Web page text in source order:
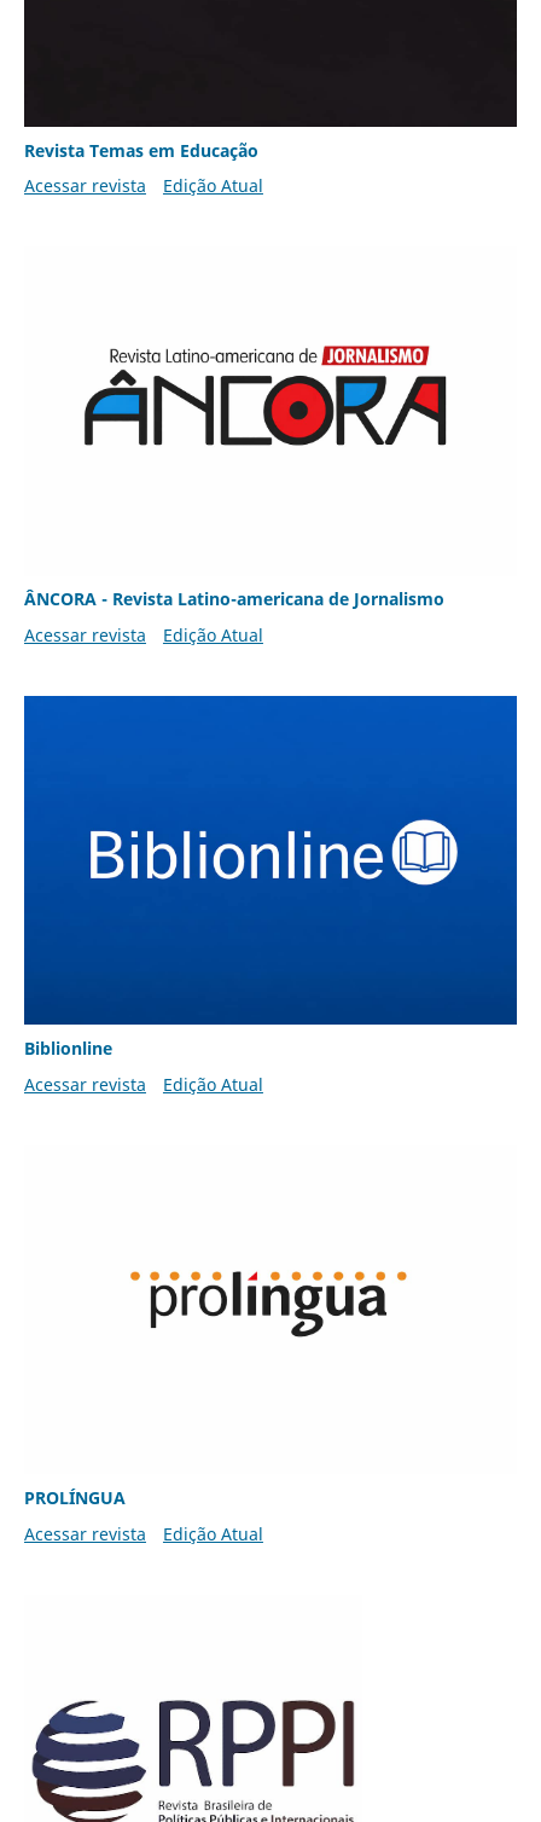
Revista Temas em Educação
Acessar revista
Edição Atual
ÂNCORA - Revista Latino-americana de Jornalismo
Acessar revista
Edição Atual
Biblionline
Acessar revista
Edição Atual
PROLÍNGUA
Acessar revista
Edição Atual